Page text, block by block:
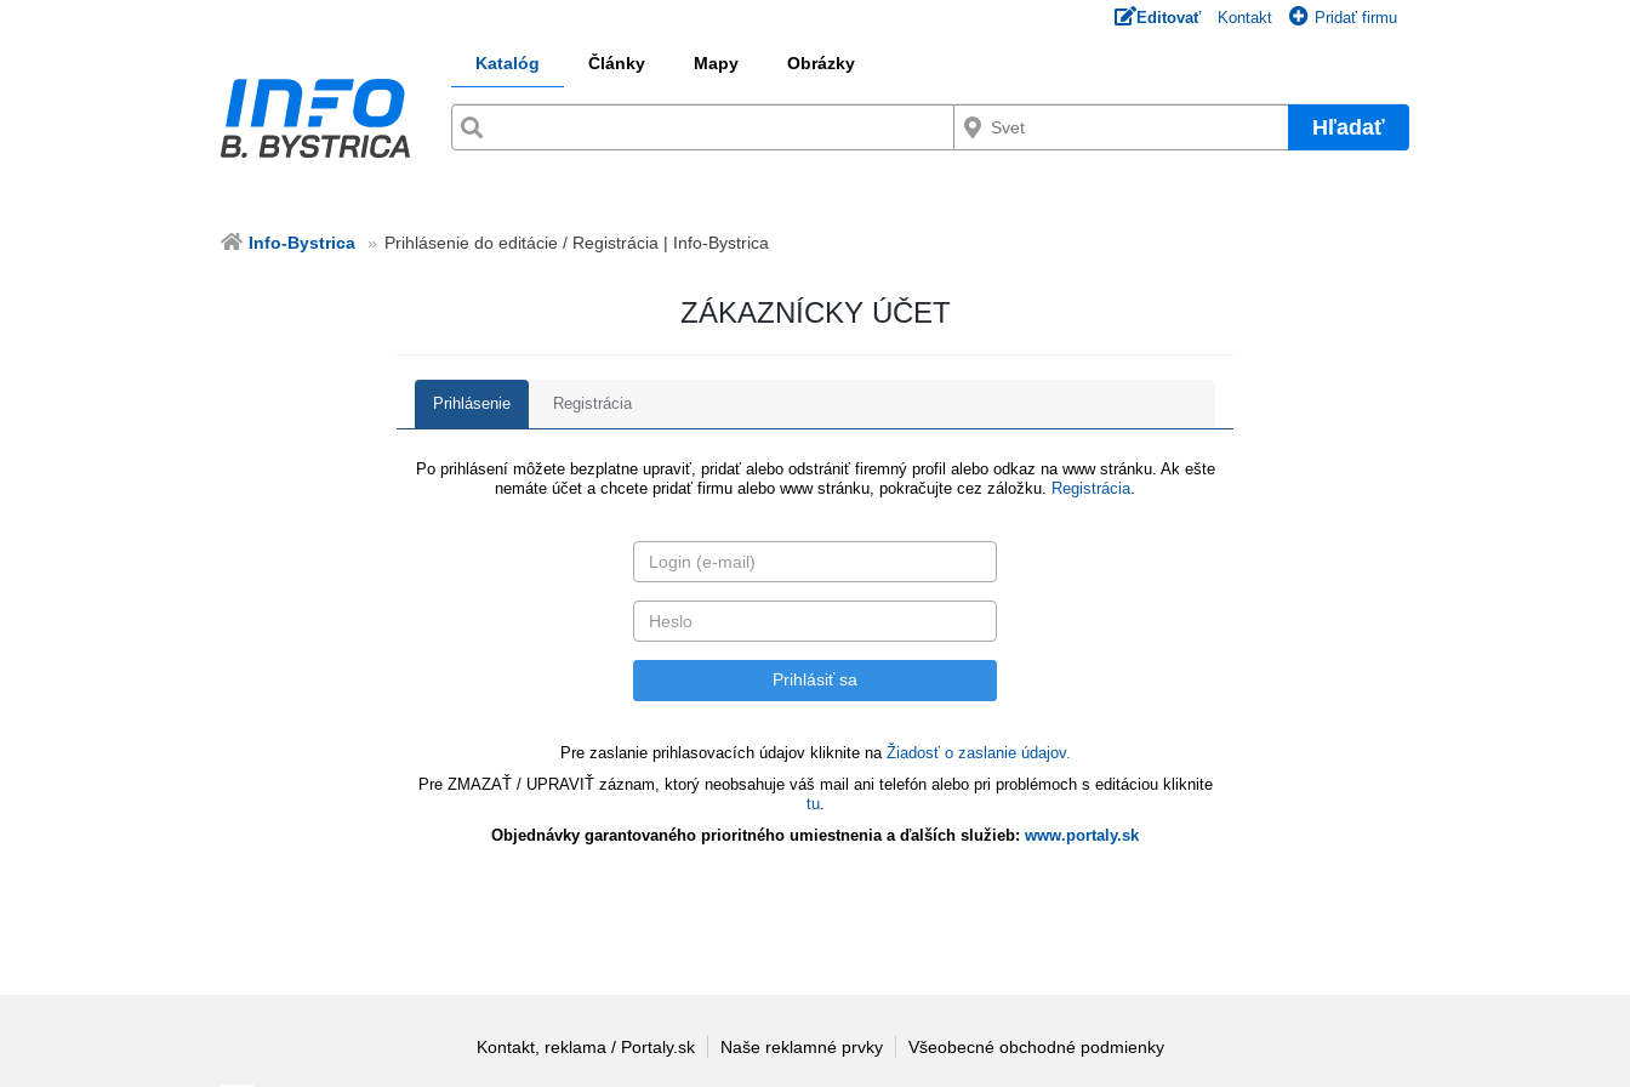
Editovať Kontakt Pridať firmu
Katalóg Články Mapy Obrázky
Hľadať
Info-Bystrica Prihlásenie do editácie / Registrácia | Info-Bystrica
ZÁKAZNÍCKY ÚČET
Prihlásenie Registrácia
Po prihlásení môžete bezplatne upraviť, pridať alebo odstrániť firemný profil alebo odkaz na www stránku. Ak ešte
nemáte účet a chcete pridať firmu alebo www stránku, pokračujte cez záložku.
Registrácia
Pre zaslanie prihlasovacích údajov kliknite na Žiadosť o zaslanie údajov.
Pre ZMAZAŤ / UPRAVIŤ záznam, ktorý neobsahuje váš mail ani telefón alebo pri problémoch s editáciou kliknite
tu.
Objednávky garantovaného prioritného umiestnenia a ďalších služieb: www.portaly.sk
Kontakt, reklama / Portaly.sk Naše reklamné prvky Všeobecné obchodné podmienky